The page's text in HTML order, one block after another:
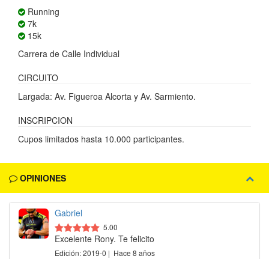
Running
7k
15k
Carrera de Calle Individual
CIRCUITO
Largada: Av. Figueroa Alcorta y Av. Sarmiento.
INSCRIPCION
Cupos limitados hasta 10.000 participantes.
OPINIONES
Gabriel
5.00
Excelente Rony. Te felicito
Edición: 2019-0 | Hace 8 años